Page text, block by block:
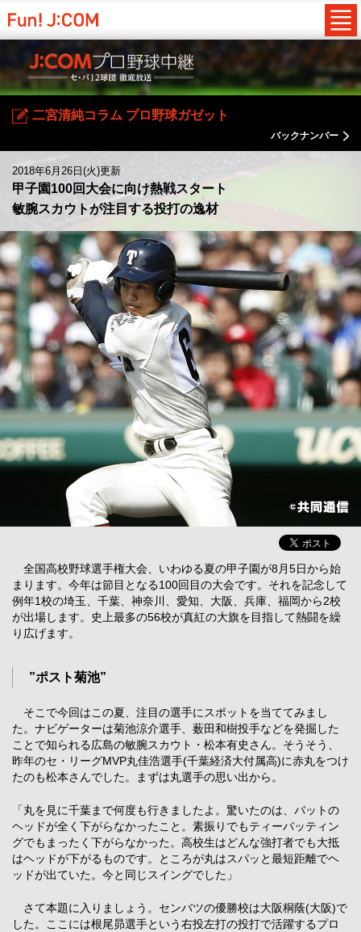
二宮清純コラム プロ野球ガゼット
バックナンバー
2018年6月26日(火)更新
甲子園100回大会に向け熱戦スタート
敏腕スカウトが注目する投打の逸材
全国高校野球選手権大会、いわゆる夏の甲子園が8月5日から始
まります。今年は節目となる100回目の大会です。それを記念して
例年1校の埼玉、千葉、神奈川、愛知、大阪、兵庫、福岡から2校
が出場します。史上最多の56校が真紅の大旗を目指して熱闘を繰
り広げます。
”ポスト菊池”
そこで今回はこの夏、注目の選手にスポットを当ててみまし
た。ナビゲーターは菊池涼介選手、薮田和樹投手などを発掘した
ことで知られる広島の敏腕スカウト・松本有史さん。そうそう、
昨年のセ・リーグMVP丸佳浩選手(千葉経済大付属高)に赤丸をつけ
たのも松本さんでした。まずは丸選手の思い出から。
「丸を見に千葉まで何度も行きましたよ。驚いたのは、バットの
ヘッドが全く下がらなかったこと。素振りでもティーバッティン
グでもまったく下がらなかった。高校生はどんな強打者でも大抵
はヘッドが下がるものです。ところが丸はスパッと最短距離でヘ
ッドが出ていた。今と同じスイングでした」
さて本題に入りましょう。センバツの優勝校は大阪桐蔭(大阪)で
した。ここには根尾昴選手という右投左打の投打で活躍するプロ